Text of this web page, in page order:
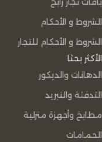
الشروط و الأحكام
الشروط و الأحكام للتجار
الأكثر بحثا
الدهانات والديكور
التدفئة والتبريد
مطابخ وأجهزة منزلية
الحمامات